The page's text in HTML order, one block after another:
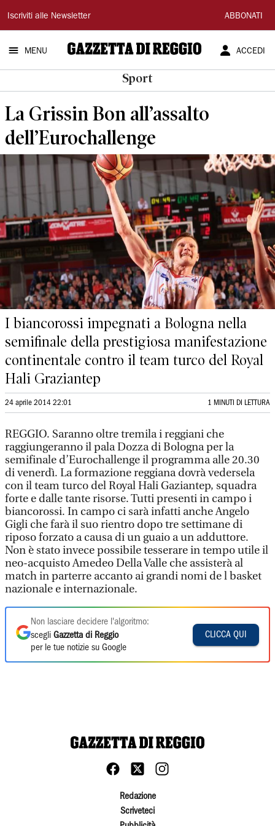
Gazzetta
di
Reggio
Iscriviti alle Newsletter ABBONATI
MENU ACCEDI
Sport
La Grissin Bon all’assalto
dell’Eurochallenge
I biancorossi impegnati a Bologna nella
semifinale della prestigiosa manifestazione
continentale contro il team turco del Royal
Hali Graziantep
24 aprile 2014 22:01 1 MINUTI DI LETTURA
REGGIO. Saranno oltre tremila i reggiani che
raggiungeranno il pala Dozza di Bologna per la
semifinale d’Eurochallenge il programma alle 20.30
di venerdì. La formazione reggiana dovrà vedersela
con il team turco del Royal Hali Gaziantep, squadra
forte e dalle tante risorse. Tutti presenti in campo i
biancorossi. In campo ci sarà infatti anche Angelo
Gigli che farà il suo rientro dopo tre settimane di
riposo forzato a causa di un guaio a un adduttore.
Non è stato invece possibile tesserare in tempo utile il
neo-acquisto Amedeo Della Valle che assisterà al
match in parterre accanto ai grandi nomi de l basket
nazionale e internazionale.
Non lasciare decidere l'algoritmo:
scegli Gazzetta di Reggio
per le tue notizie su Google
CLICCA QUI
Redazione
Scriveteci